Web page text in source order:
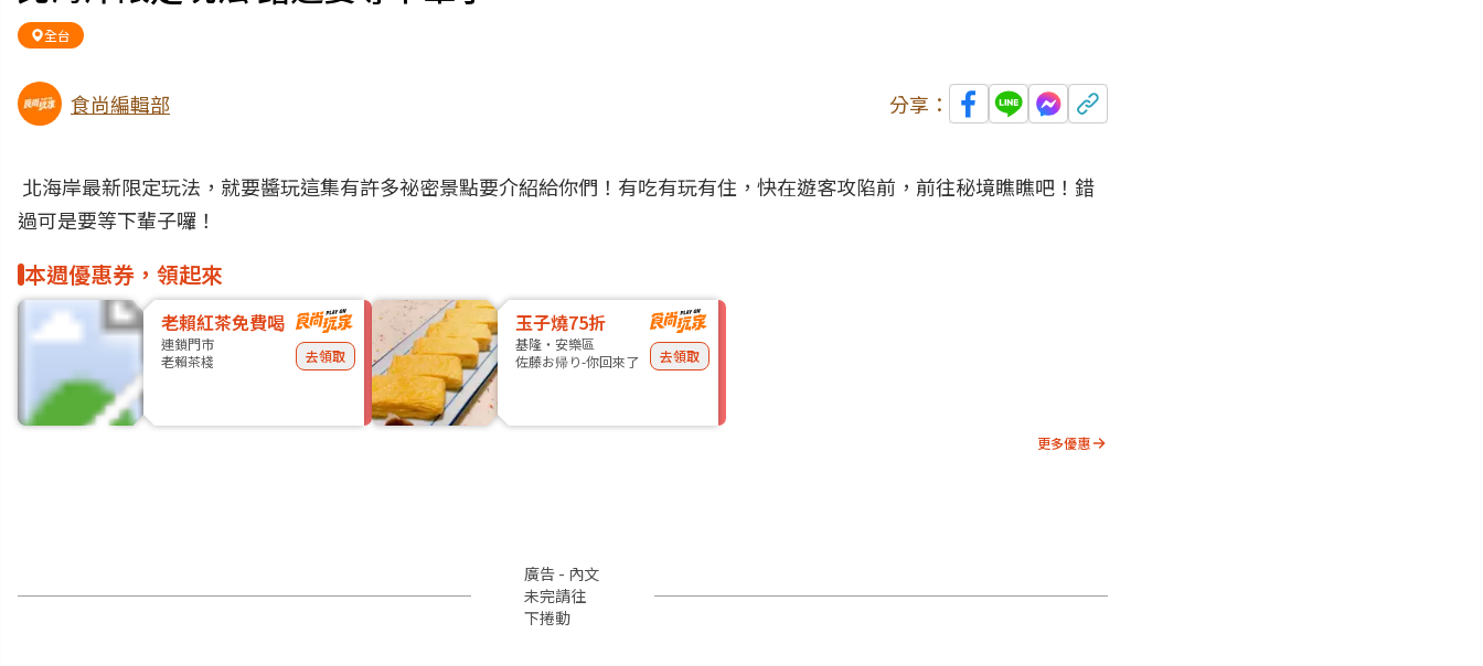
全台
食尚編輯部 分享：
北海岸最新限定玩法，就要醬玩這集有許多祕密景點要介紹給你們！有吃有玩有住，快在遊客攻陷前，前往秘境瞧瞧吧！錯
過可是要等下輩子囉！
本週優惠券，領起來
老賴紅茶免費喝
連鎖門市
老賴茶棧
去領取
玉子燒75折
基隆・安樂區
佐藤お帰り-你回來了
去領取
更多優惠
廣告 - 內文
未完請往
下捲動